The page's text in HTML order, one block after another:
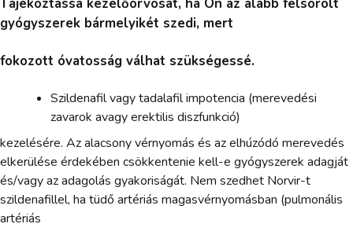
gyógyszerek bármelyikét szedi, mert
fokozott óvatosság válhat szükségessé.
Szildenafil vagy tadalafil impotencia (merevedési
zavarok avagy erektilis diszfunkció)
kezelésére. Az alacsony vérnyomás és az elhúzódó merevedés
elkerülése érdekében csökkentenie kell-e gyógyszerek adagját
és/vagy az adagolás gyakoriságát. Nem szedhet Norvir-t
szildenafillel, ha tüdő artériás magasvérnyomásban (pulmonális
artériás